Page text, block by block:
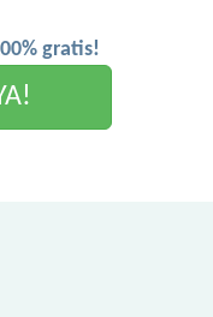
gratis!